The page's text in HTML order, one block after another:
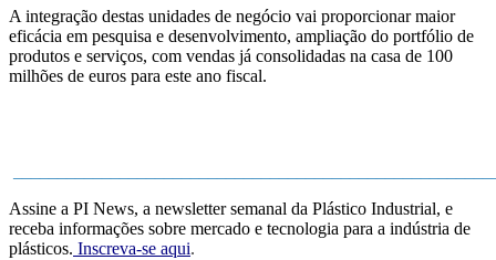
A integração destas unidades de negócio vai proporcionar maior
eficácia em pesquisa e desenvolvimento, ampliação do portfólio de
produtos e serviços, com vendas já consolidadas na casa de 100
milhões de euros para este ano fiscal.
Assine a PI News, a newsletter semanal da Plástico Industrial, e
receba informações sobre mercado e tecnologia para a indústria de
plásticos. Inscreva-se aqui.